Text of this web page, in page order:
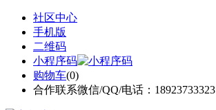
社区中心
手机版
二维码
小程序码
购物车(0)
合作联系微信/QQ/电话：18923733323